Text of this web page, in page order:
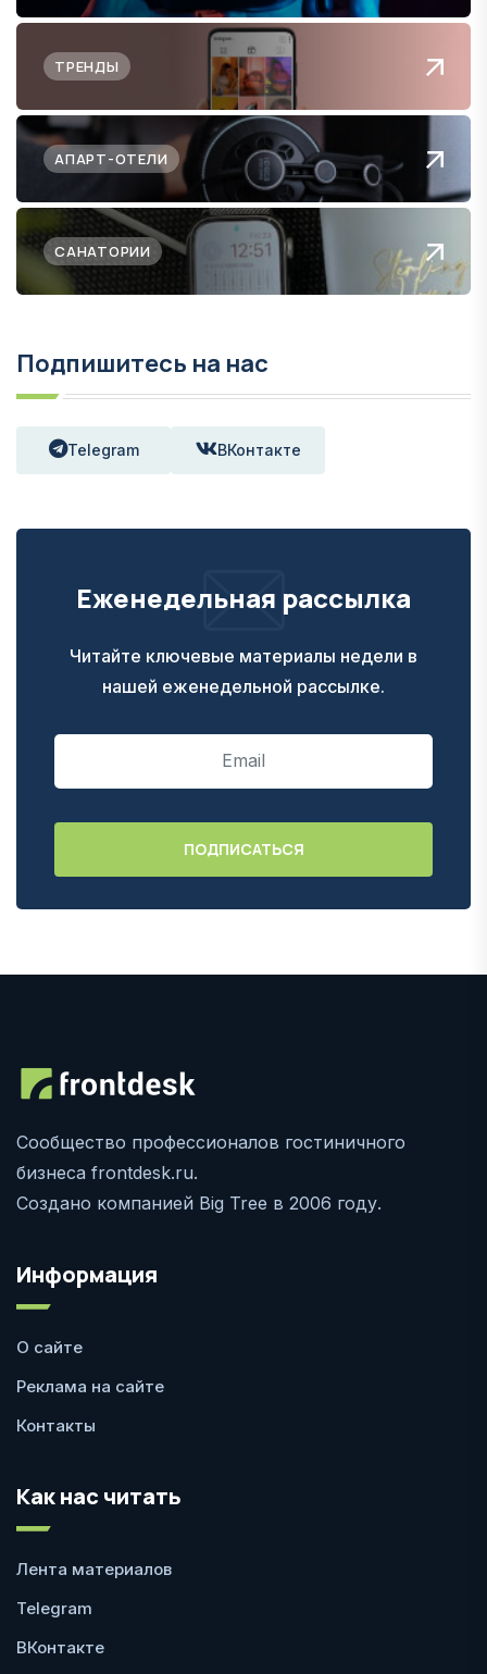
ТРЕНДЫ
АПАРТ-ОТЕЛИ
САНАТОРИИ
Подпишитесь на нас
Telegram ВКонтакте
Еженедельная рассылка
Читайте ключевые материалы недели в
нашей еженедельной рассылке.
Сообщество профессионалов гостиничного
бизнеса frontdesk.ru.
Создано компанией Big Tree в 2006 году.
Информация
О сайте
Реклама на сайте
Контакты
Как нас читать
Лента материалов
Telegram
ВКонтакте